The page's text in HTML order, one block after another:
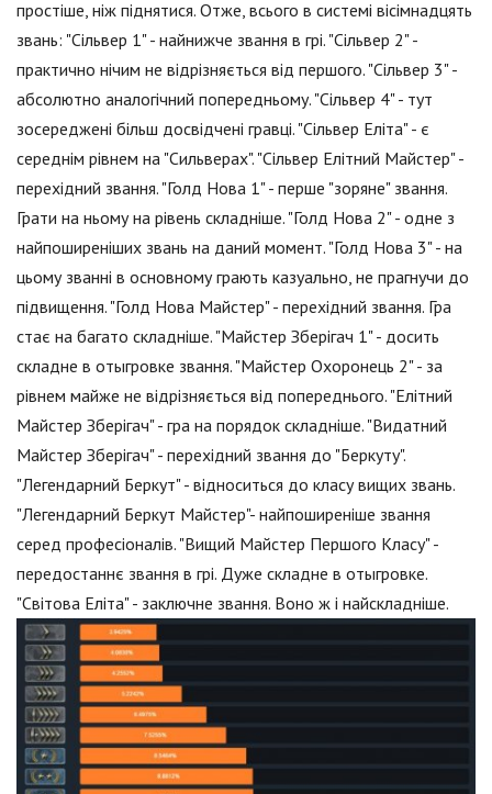
простіше, ніж піднятися. Отже, всього в системі вісімнадцять
звань: "Сільвер 1" - найнижче звання в грі. "Сільвер 2" -
практично нічим не відрізняється від першого. "Сільвер 3" -
абсолютно аналогічний попередньому. "Сільвер 4" - тут
зосереджені більш досвідчені гравці. "Сільвер Еліта" - є
середнім рівнем на "Сильверах". "Сільвер Елітний Майстер" -
перехідний звання. "Голд Нова 1" - перше "зоряне" звання.
Грати на ньому на рівень складніше. "Голд Нова 2" - одне з
найпоширеніших звань на даний момент. "Голд Нова 3" - на
цьому званні в основному грають казуально, не прагнучи до
підвищення. "Голд Нова Майстер" - перехідний звання. Гра
стає на багато складніше. "Майстер Зберігач 1" - досить
складне в отыгровке звання. "Майстер Охоронець 2" - за
рівнем майже не відрізняється від попереднього. "Елітний
Майстер Зберігач" - гра на порядок складніше. "Видатний
Майстер Зберігач" - перехідний звання до "Беркуту".
"Легендарний Беркут" - відноситься до класу вищих звань.
"Легендарний Беркут Майстер"- найпоширеніше звання
серед професіоналів. "Вищий Майстер Першого Класу" -
передостаннє звання в грі. Дуже складне в отыгровке.
"Світова Еліта" - заключне звання. Воно ж і найскладніше.